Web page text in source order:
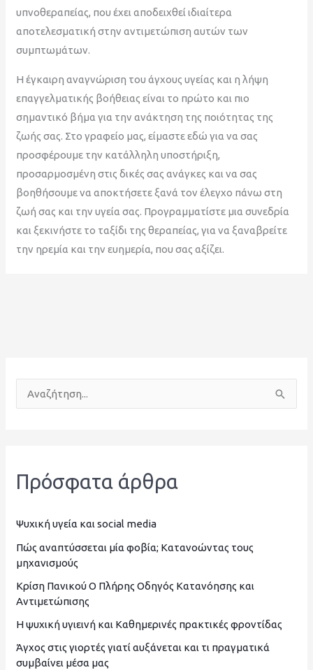
υπνοθεραπείας, που έχει αποδειχθεί ιδιαίτερα
αποτελεσματική στην αντιμετώπιση αυτών των
συμπτωμάτων.
Η έγκαιρη αναγνώριση του άγχους υγείας και η λήψη
επαγγελματικής βοήθειας είναι το πρώτο και πιο
σημαντικό βήμα για την ανάκτηση της ποιότητας της
ζωής σας. Στο γραφείο μας, είμαστε εδώ για να σας
προσφέρουμε την κατάλληλη υποστήριξη,
προσαρμοσμένη στις δικές σας ανάγκες και να σας
βοηθήσουμε να αποκτήσετε ξανά τον έλεγχο πάνω στη
ζωή σας και την υγεία σας. Προγραμματίστε μια συνεδρία
και ξεκινήστε το ταξίδι της θεραπείας, για να ξαναβρείτε
την ηρεμία και την ευημερία, που σας αξίζει.
η
σ
η
γ
ι
α
:
Πρόσφατα άρθρα
Ψυχική υγεία και social media
Πώς αναπτύσσεται μία φοβία; Κατανοώντας τους
μηχανισμούς
Κρίση Πανικού Ο Πλήρης Οδηγός Κατανόησης και
Αντιμετώπισης
Η ψυχική υγιεινή και Καθημερινές πρακτικές φροντίδας
Άγχος στις γιορτές γιατί αυξάνεται και τι πραγματικά
συμβαίνει μέσα μας